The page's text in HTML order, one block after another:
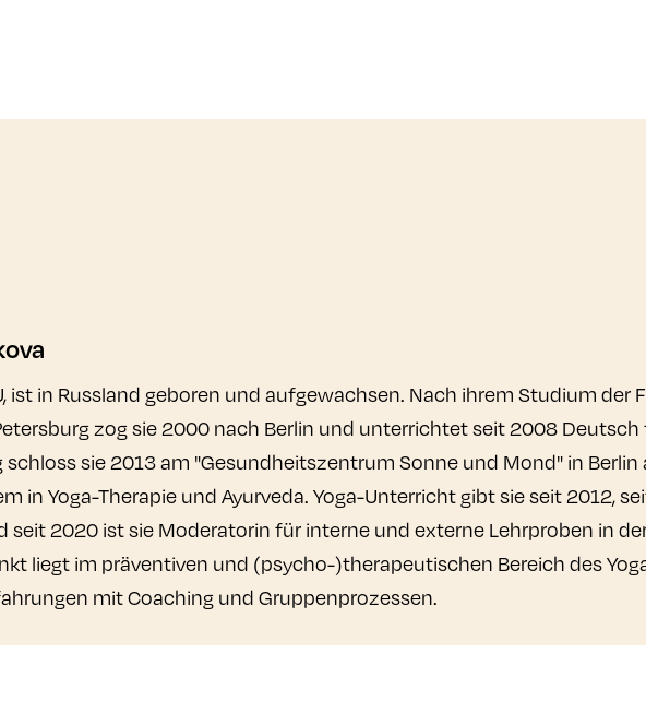
ist in Russland geboren und aufgewachsen. Nach ihrem Studium
zog sie 2000 nach Berlin und unterrichtet seit 2008
sie 2013 am "Gesundheitszentrum Sonne und Mond" in
in Yoga-Therapie und Ayurveda. Yoga-Unterricht gibt sie seit 2012,
seit 2020 ist sie Moderatorin für interne und externe Lehrproben in
liegt im präventiven und (psycho-)therapeutischen Bereich des
mit Coaching und Gruppenprozessen.